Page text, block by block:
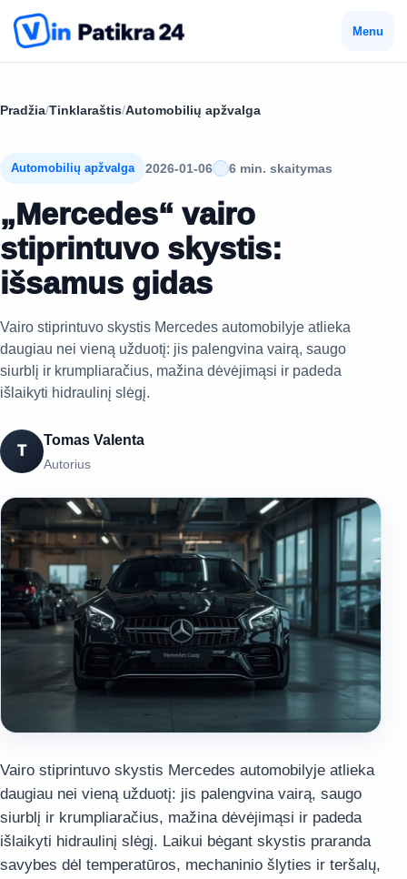
Menu
Pradžia/Tinklaraštis/Automobilių apžvalga
Automobilių apžvalga 2026-01-06 6 min. skaitymas
„Mercedes“ vairo
stiprintuvo skystis:
išsamus gidas
Vairo stiprintuvo skystis Mercedes automobilyje atlieka
daugiau nei vieną užduotį: jis palengvina vairą, saugo
siurblį ir krumpliaračius, mažina dėvėjimąsi ir padeda
išlaikyti hidraulinį slėgį.
T
Tomas Valenta
Autorius
Vairo stiprintuvo skystis Mercedes automobilyje atlieka
daugiau nei vieną užduotį: jis palengvina vairą, saugo
siurblį ir krumpliaračius, mažina dėvėjimąsi ir padeda
išlaikyti hidraulinį slėgį. Laikui bėgant skystis praranda
savybes dėl temperatūros, mechaninio šlyties ir teršalų,